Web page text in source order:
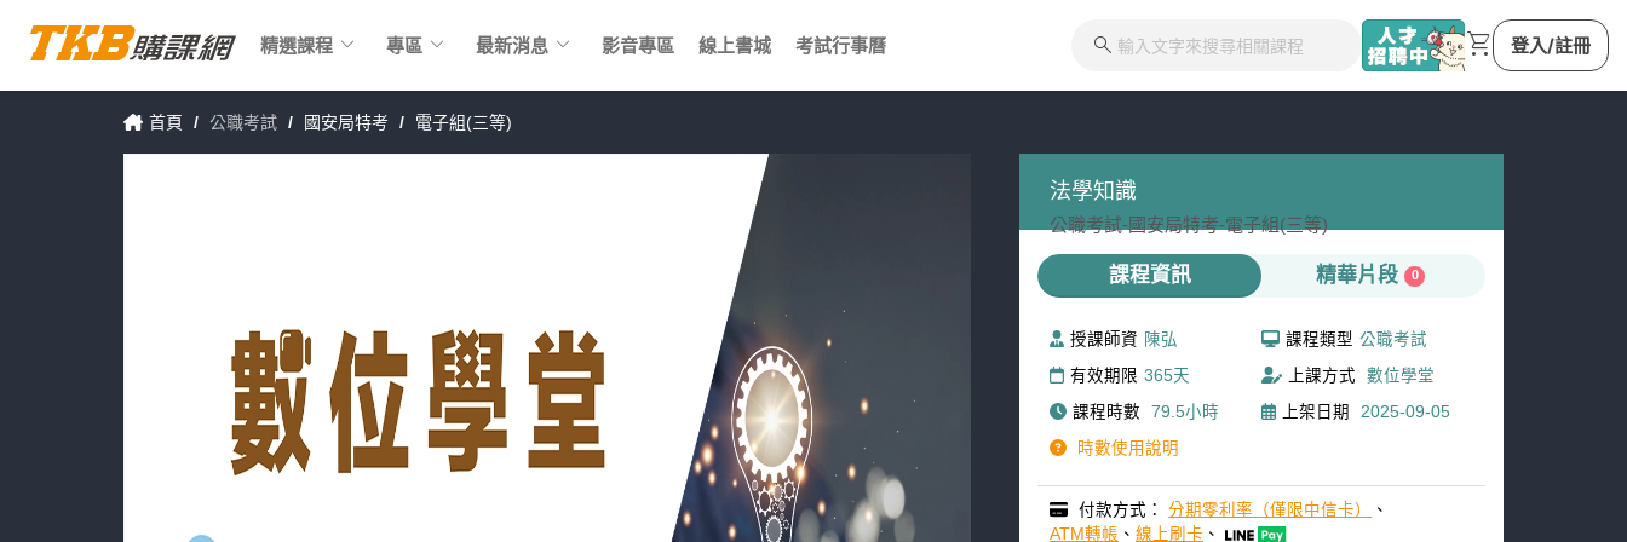
首頁 / 公職考試 / 國安局特考 / 電子組(三等)
法學知識
公職考試-國安局特考-電子組(三等)
課程資訊 精華片段 0
授課師資 陳弘 課程類型 公職考試
有效期限 365天 上課方式
數位學堂
課程時數
79.5小時 上架日期
2025-09-05
時數使用說明
付款方式：分期零利率（僅限中信卡）
、
ATM轉帳 、 線上刷卡 、
精選課程 keyboard_arrow_down 專區 keyboard_arrow_down 最新消息 keyboard_arrow_down 影音專區 線上書城 考試行事曆 search shopping_cart 登入/註冊